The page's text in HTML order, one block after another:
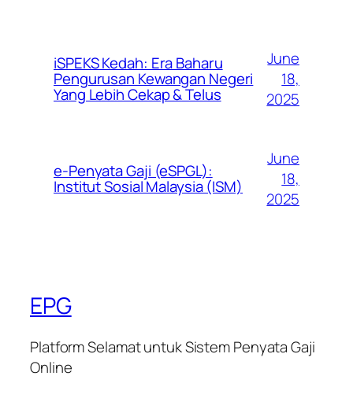
iSPEKS Kedah: Era Baharu
Pengurusan Kewangan Negeri
Yang Lebih Cekap & Telus
June
18,
2025
e-Penyata Gaji (eSPGL):
Institut Sosial Malaysia (ISM)
June
18,
2025
EPG
Platform Selamat untuk Sistem Penyata Gaji
Online